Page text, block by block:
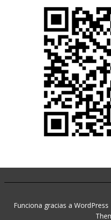
Funciona gracias a WordPress